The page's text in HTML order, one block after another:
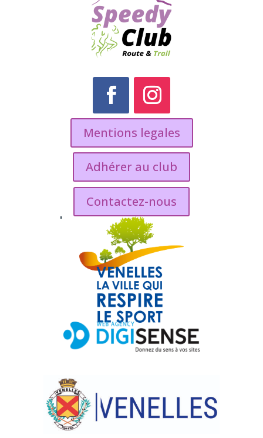
Mentions legales
Adhérer au club
Contactez-nous